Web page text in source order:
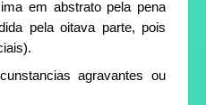
em abstrato pela pena
pela oitava parte, pois
agravantes ou